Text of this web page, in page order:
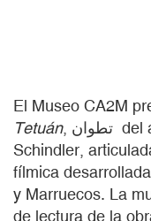
El Museo CA2M
Tetuán, تطوان del artista franco-alemán Adrian
Schindler,
fílmica
y Marruecos. La
de lectura de la